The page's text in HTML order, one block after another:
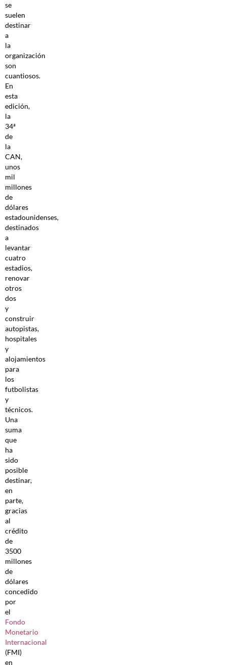
se
suelen
destinar
a
la
organización
son
cuantiosos.
En
esta
edición,
la
34ª
de
la
CAN,
unos
mil
millones
de
dólares
estadounidenses,
destinados
a
levantar
cuatro
estadios,
renovar
otros
dos
y
construir
autopistas,
hospitales
y
alojamientos
para
los
futbolistas
y
técnicos.
Una
suma
que
ha
sido
posible
destinar,
en
parte,
gracias
al
crédito
de
3500
millones
de
dólares
concedido
por
el
Fondo
Monetario
Internacional
(FMI)
en